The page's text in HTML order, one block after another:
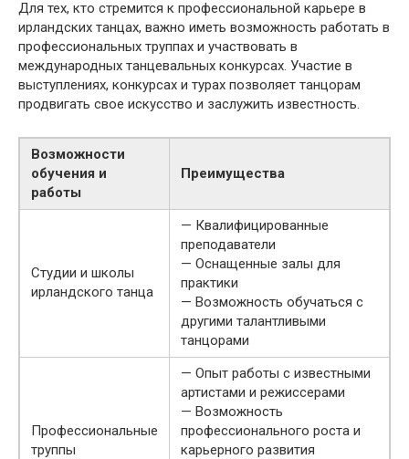
Для тех, кто стремится к профессиональной карьере в
ирландских танцах, важно иметь возможность работать в
профессиональных труппах и участвовать в
международных танцевальных конкурсах. Участие в
выступлениях, конкурсах и турах позволяет танцорам
продвигать свое искусство и заслужить известность.
Возможности
обучения и
работы
Преимущества
Студии и школы
ирландского танца
— Квалифицированные
преподаватели
— Оснащенные залы для
практики
— Возможность обучаться с
другими талантливыми
танцорами
Профессиональные
труппы
— Опыт работы с известными
артистами и режиссерами
— Возможность
профессионального роста и
карьерного развития